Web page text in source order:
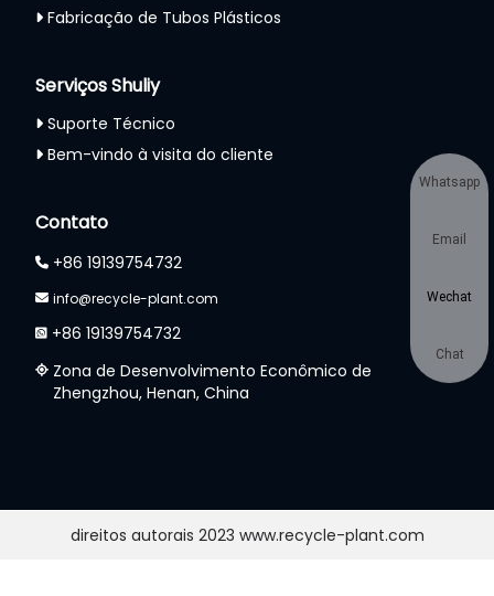
Fabricação de Tubos Plásticos
Serviços Shuliy
Suporte Técnico
Bem-vindo à visita do cliente
Contato
+86 19139754732
info@recycle-plant.com
+86 19139754732
Zona de Desenvolvimento Econômico de
Zhengzhou, Henan, China
direitos autorais 2023 www.recycle-plant.com
Whatsapp
Email
Wechat
Chat